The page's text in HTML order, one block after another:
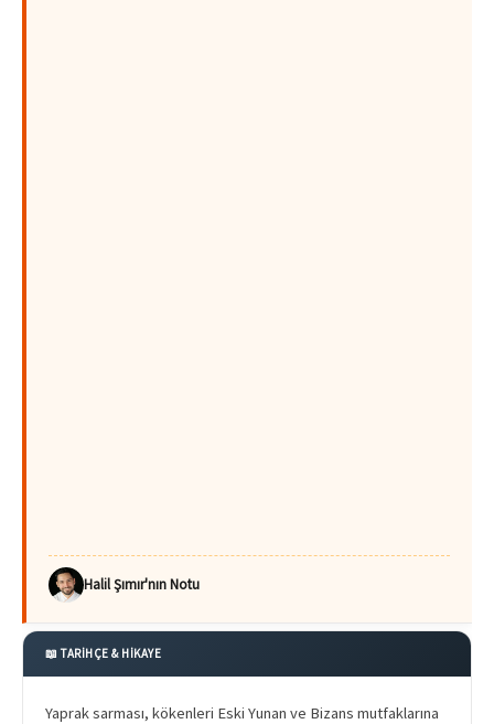
Halil Şımır'nın Notu
📖 TARİHÇE & HİKAYE
Yaprak sarması, kökenleri Eski Yunan ve Bizans mutfaklarına